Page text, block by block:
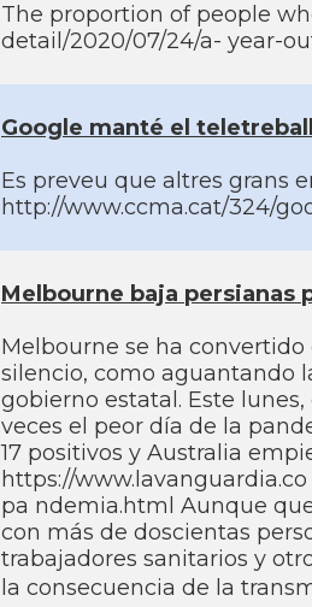
The proportion of people
detail/2020/07/24/a- year-
Google manté el
Es preveu que altres grans
http://www.ccma.cat/324/
Melbourne baja persianas
Melbourne se ha
silencio, como aguantando
gobierno estatal. Este
veces el peor dí­a de la
17 positivos y Australia
https://
pa ndemia.html Aunque
con más de doscientas
trabajadores sanitarios y
la consecuencia de la